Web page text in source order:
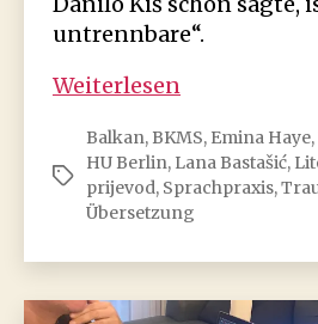
untrennbare“.
Weiterlesen
Lana
Bastašićs
Essay
kaput“
Schlagwörter
Balkan, BKMS, Emina Haye,
HU Berlin, Lana Bastašić,
prijevod, Sprachpraxis,
Übersetzung